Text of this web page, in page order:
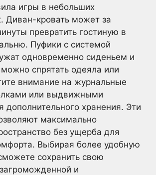
игры в небольших
Диван-кровать может за
превратить гостиную в
Пуфики с системой
одновременно сиденьем и
спрятать одеяла или
внимание на журнальные
или выдвижными
дополнительного хранения. Эти
максимально
без ущерба для
Выбирая более удобную
сохранить свою
и